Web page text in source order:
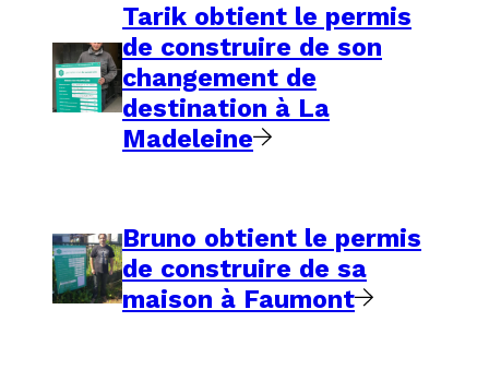
Tarik obtient le permis
de construire de son
changement de
destination à La
Madeleine
Bruno obtient le permis
de construire de sa
maison à Faumont